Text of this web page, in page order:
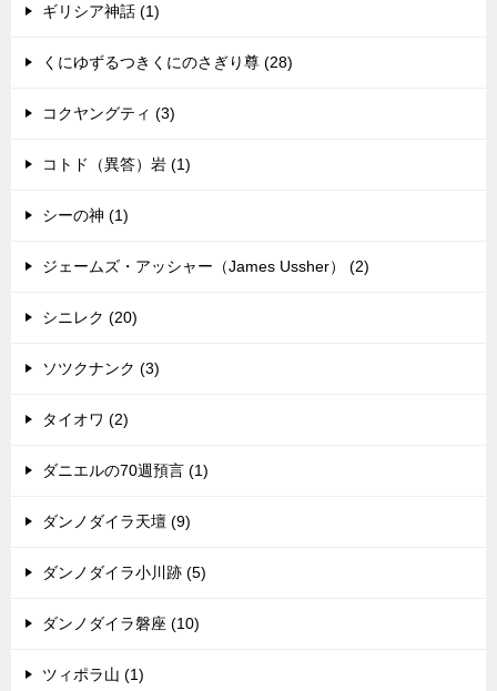
ギリシア神話 (1)
くにゆずるつきくにのさぎり尊 (28)
コクヤングティ (3)
コトド（異答）岩 (1)
シーの神 (1)
ジェームズ・アッシャー（James Ussher） (2)
シニレク (20)
ソツクナンク (3)
タイオワ (2)
ダニエルの70週預言 (1)
ダンノダイラ天壇 (9)
ダンノダイラ小川跡 (5)
ダンノダイラ磐座 (10)
ツィポラ山 (1)